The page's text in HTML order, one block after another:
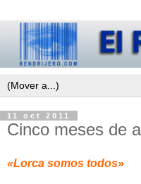
11 oct 2011
Cinco meses de
«Lorca somos todos»